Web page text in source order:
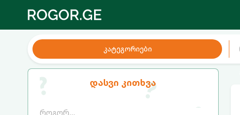
კატეგორიები
დასვი კითხვა